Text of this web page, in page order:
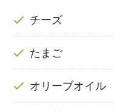
チーズ
たまご
オリーブオイル